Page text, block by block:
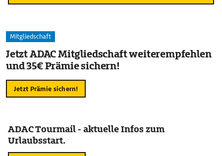
Mitgliedschaft
Jetzt ADAC Mitgliedschaft weiterempfehlen
und 35€ Prämie sichern!
Jetzt Prämie sichern!
ADAC Tourmail - aktuelle Infos zum
Urlaubsstart.